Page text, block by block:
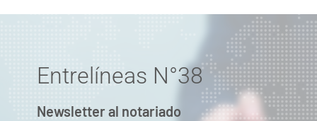
Entrelíneas N°38
Newsletter al notariado